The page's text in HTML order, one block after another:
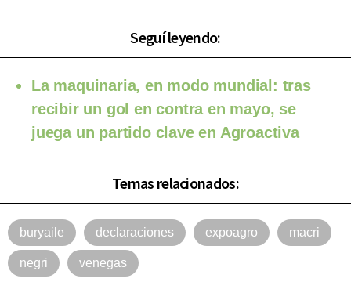
Seguí leyendo:
La maquinaria, en modo mundial: tras
recibir un gol en contra en mayo, se
juega un partido clave en Agroactiva
Temas relacionados:
buryaile declaraciones expoagro macri
negri venegas